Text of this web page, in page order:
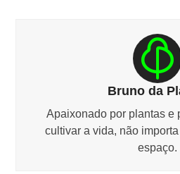
Bruno da
Apaixonado por plantas e
cultivar a vida, não
espaço.